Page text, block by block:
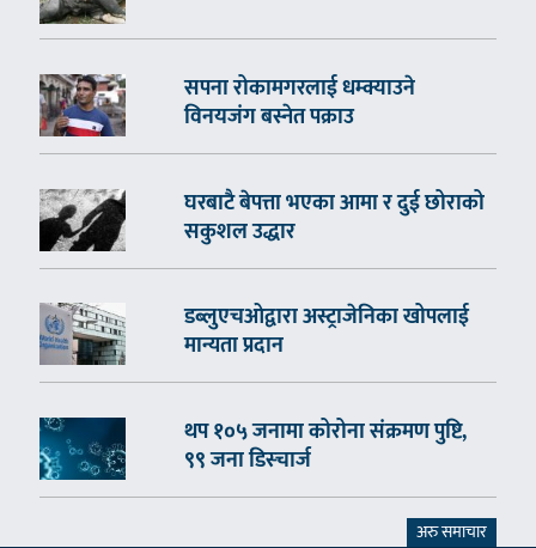
सपना रोकामगरलाई धम्क्याउने
विनयजंग बस्नेत पक्राउ
घरबाटै बेपत्ता भएका आमा र दुई छोराको
सकुशल उद्धार
डब्लुएचओद्वारा अस्ट्राजेनिका खोपलाई
मान्यता प्रदान
थप १०५ जनामा कोरोना संक्रमण पुष्टि,
९९ जना डिस्चार्ज
अरु समाचार